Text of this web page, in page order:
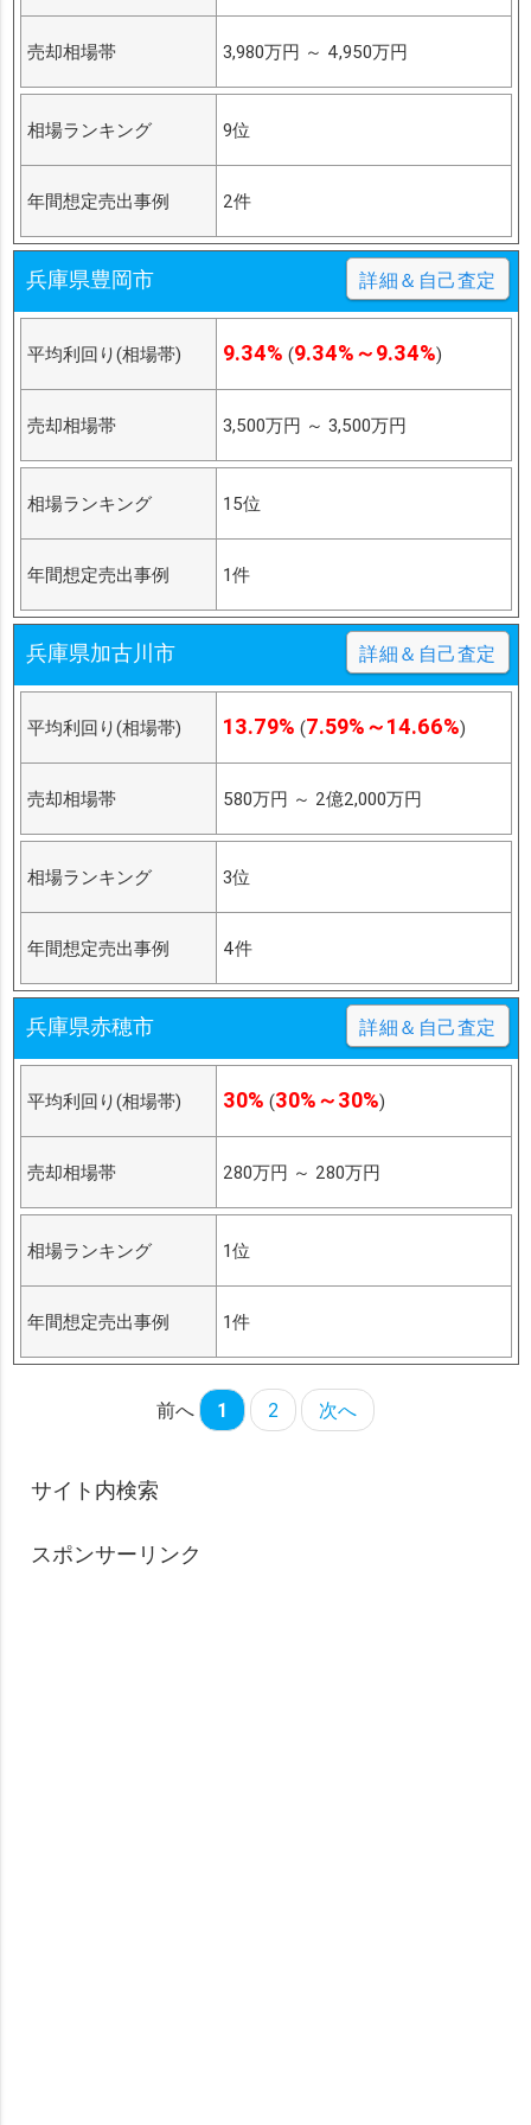
売却相場帯 3,980万円 ～ 4,950万円
相場ランキング 9位
年間想定売出事例 2件
兵庫県豊岡市 詳細＆自己査定
平均利回り(相場帯) 9.34% (9.34%～9.34%)
売却相場帯 3,500万円 ～ 3,500万円
相場ランキング 15位
年間想定売出事例 1件
兵庫県加古川市 詳細＆自己査定
平均利回り(相場帯) 13.79% (7.59%～14.66%)
売却相場帯 580万円 ～ 2億2,000万円
相場ランキング 3位
年間想定売出事例 4件
兵庫県赤穂市 詳細＆自己査定
平均利回り(相場帯) 30% (30%～30%)
売却相場帯 280万円 ～ 280万円
相場ランキング 1位
年間想定売出事例 1件
前へ 1 2 次へ
サイト内検索
スポンサーリンク